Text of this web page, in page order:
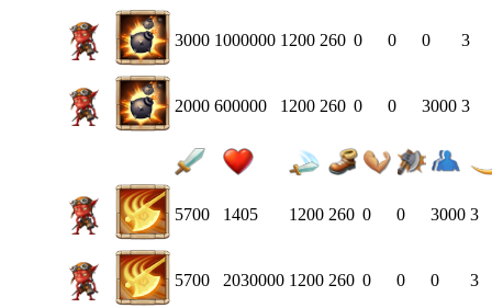
3000 1000000 1200 260 0 0 0 3
2000 600000 1200 260 0 0 3000 3
5700 1405 1200 260 0 0 3000 3
5700 2030000 1200 260 0 0 0 3